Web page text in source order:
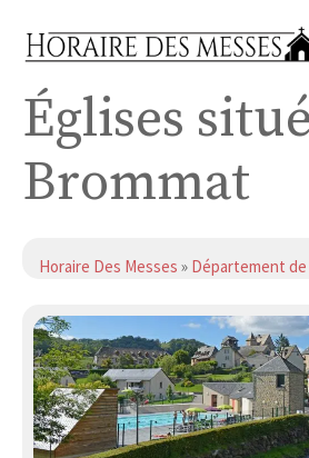
Églises
Brommat
Horaire Des Messes » Département de